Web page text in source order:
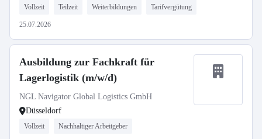
Vollzeit Teilzeit Weiterbildungen Tarifvergütung
25.07.2026
Ausbildung zur Fachkraft für
Lagerlogistik (m/w/d)
NGL Navigator Global Logistics GmbH
Düsseldorf
Vollzeit Nachhaltiger Arbeitgeber